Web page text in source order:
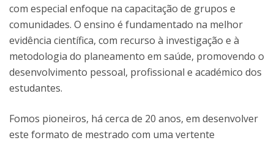
com especial enfoque na capacitação de grupos e
comunidades. O ensino é fundamentado na melhor
evidência científica, com recurso à investigação e à
metodologia do planeamento em saúde, promovendo o
desenvolvimento pessoal, profissional e académico dos
estudantes.
Fomos pioneiros, há cerca de 20 anos, em desenvolver
este formato de mestrado com uma vertente